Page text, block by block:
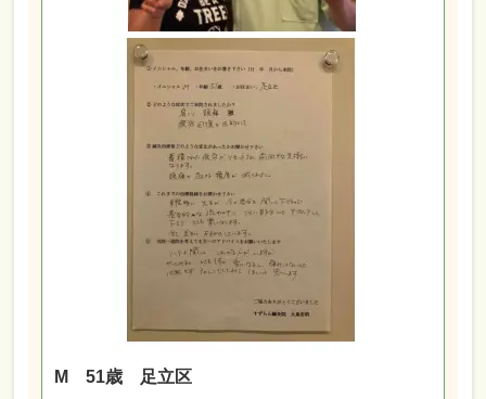
M 51歳 足立区